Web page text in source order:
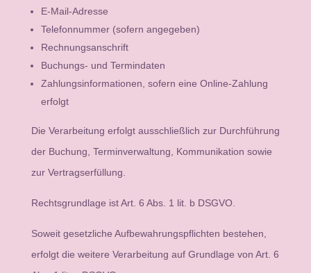
E-Mail-Adresse
Telefonnummer (sofern angegeben)
Rechnungsanschrift
Buchungs- und Termindaten
Zahlungsinformationen, sofern eine Online-Zahlung
erfolgt
Die Verarbeitung erfolgt ausschließlich zur Durchführung
der Buchung, Terminverwaltung, Kommunikation sowie
zur Vertragserfüllung.
Rechtsgrundlage ist Art. 6 Abs. 1 lit. b DSGVO.
Soweit gesetzliche Aufbewahrungspflichten bestehen,
erfolgt die weitere Verarbeitung auf Grundlage von Art. 6